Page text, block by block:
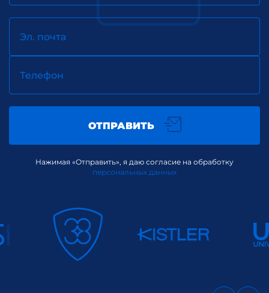
Эл. почта
Телефон
ОТПРАВИТЬ
Нажимая «Отправить», я даю согласие на обработку
персональных данных